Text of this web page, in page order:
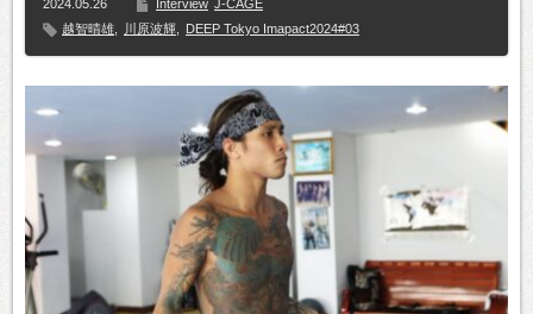
2024.05.26 Interview J-CAGE
越智晴雄
川原波輝 DEEP Tokyo Imapact2024#03